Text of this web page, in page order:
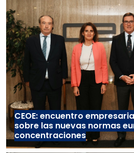
CEOE: encuentro
sobre las nuevas normas
concentraciones